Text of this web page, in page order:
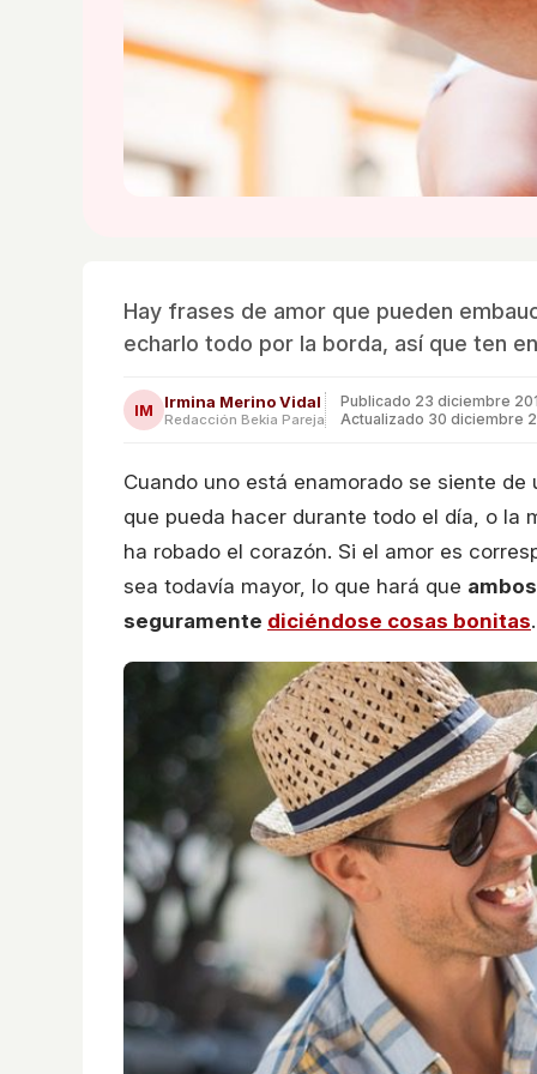
Hay frases de amor que pueden
echarlo todo por la borda, así que ten
IM Irmina Merino Vidal
Redacción Bekia Pareja
Publicado 23 diciembre
Actualizado 30 diciembre
Cuando uno está enamorado se siente
que pueda hacer durante todo el día, o la
ha robado el corazón. Si el amor es
sea todavía mayor, lo que hará que
seguramente diciéndose cosas bonitas.